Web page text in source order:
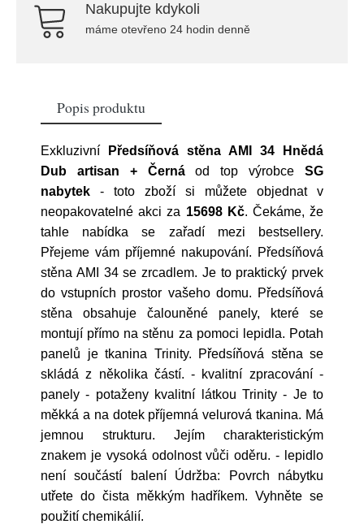
Nakupujte kdykoli
máme otevřeno 24 hodin denně
Popis produktu
Exkluzivní
Předsíňová stěna AMI 34 Hnědá
Dub artisan + Černáod top výrobceSG
nabytek - toto zboží si můžete objednat v
neopakovatelné akci za 15698 Kč. Čekáme, že
tahle nabídka se zařadí mezi bestsellery.
Přejeme vám příjemné nakupování. Předsíňová
stěna AMI 34 se zrcadlem. Je to praktický prvek
do vstupních prostor vašeho domu. Předsíňová
stěna obsahuje čalouněné panely, které se
montují přímo na stěnu za pomoci lepidla. Potah
panelů je tkanina Trinity. Předsíňová stěna se
skládá z několika částí. - kvalitní zpracování -
panely - potaženy kvalitní látkou Trinity - Je to
měkká a na dotek příjemná velurová tkanina. Má
jemnou strukturu. Jejím charakteristickým
znakem je vysoká odolnost vůči oděru. - lepidlo
není součástí balení Údržba: Povrch nábytku
utřete do čista měkkým hadříkem. Vyhněte se
použití chemikálií.